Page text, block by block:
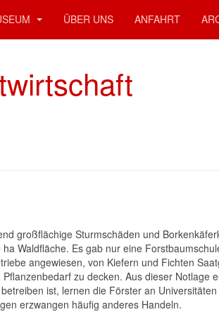
ÜBER UNS ANFAHRT
großflächige Sturmschäden und
Waldfläche. Es gab nur eine
angewiesen, von Kiefern und Fichten
zu decken. Aus dieser Notlage
ist, lernen die Förster an
erzwangen häufig anderes Handeln.